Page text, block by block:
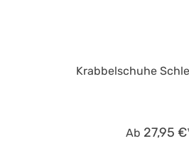
Krabbelschuhe
Ab 27,95